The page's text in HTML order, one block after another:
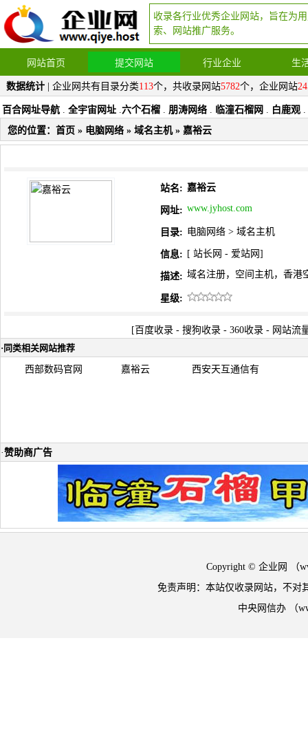
收录各行业优秀企业网站，旨在为
索、网站推广服务。
网站首页 提交网站 行业企业 生
数据统计 | 企业网共有目录分类113个，共收录网站5782个，企业网站
百合网址导航 . 全宇宙网址 .六个石榴 . 朋涛网络 . 临潼石榴网 . 白鹿观 .
您的位置： 首页 » 电脑网络 » 域名主机» 嘉裕云
站名: 嘉裕云
网址: www.jyhost.com
目录: 电脑网络 > 域名主机
信息: [ 站长网 - 爱站网 ]
描述: 域名注册，空间主机，香港
星级:
[ 百度收录 - 搜狗收录 - 360收录 - 网站流
· 同类相关网站推荐
西部数码官网 嘉裕云 西安天互通信有
·赞助商广告
Copyright © 企业网 （
免责声明：本站仅收录网站，不对
中央网信办 （